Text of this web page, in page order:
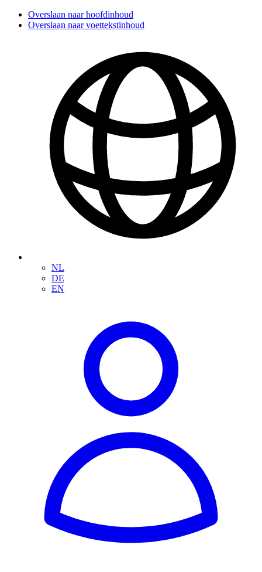
Overslaan naar hoofdinhoud
Overslaan naar voettekstinhoud
NL
DE
EN